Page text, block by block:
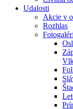
Udalosti
Akcie v
Rozhlas